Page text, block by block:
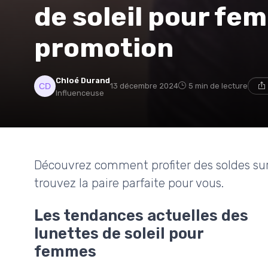
de soleil pour
promotion
Chloé Durand
Influenceuse
13 décembre 2024 5 min de lecture
Découvrez comment profiter des soldes
trouvez la paire parfaite pour vous.
Les tendances actuelles des
lunettes de soleil pour
femmes